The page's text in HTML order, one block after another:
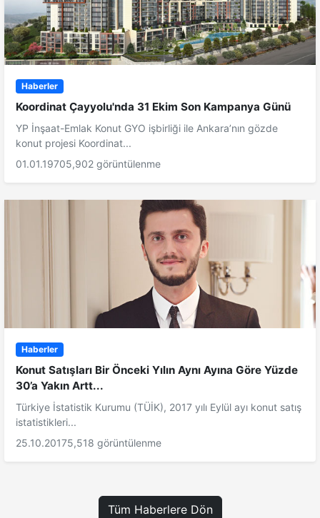
Haberler
Koordinat Çayyolu'nda 31 Ekim Son Kampanya Günü
YP İnşaat-Emlak Konut GYO işbirliği ile Ankara’nın gözde
konut projesi Koordinat...
01.01.19705,902 görüntülenme
Haberler
Konut Satışları Bir Önceki Yılın Aynı Ayına Göre Yüzde
30’a Yakın Artt...
Türkiye İstatistik Kurumu (TÜİK), 2017 yılı Eylül ayı konut satış
istatistikleri...
25.10.20175,518 görüntülenme
Tüm Haberlere Dön